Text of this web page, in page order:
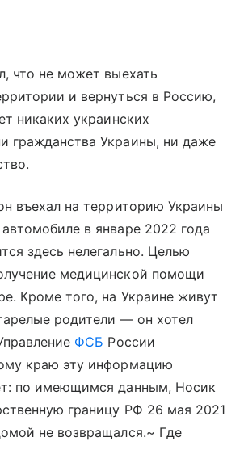
что не может выехать
и вернуться в Россию,
никаких украинских
гражданства Украины, ни даже
въехал на территорию Украины
в январе 2022 года
здесь нелегально. Целью
медицинской помощи
Кроме того, на Украине живут
родители — он хотел
ФСБ России
краю эту информацию
по имеющимся данным, Носик
границу РФ 26 мая 2021
не возвращался.~ Где